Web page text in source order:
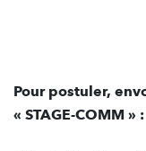
Pour postuler,
« STAGE-COMM » :